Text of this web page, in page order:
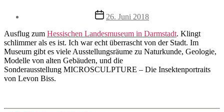
mrswilson
Veröffentlichungsdatum
26. Juni 2018
Ausflug zum Hessischen Landesmuseum in Darmstadt. Klingt
schlimmer als es ist. Ich war echt überrascht von der Stadt. Im
Museum gibt es viele Ausstellungsräume zu Naturkunde, Geologie,
Modelle von alten Gebäuden, und die
Sonderausstellung MICROSCULPTURE – Die Insektenportraits
von Levon Biss.